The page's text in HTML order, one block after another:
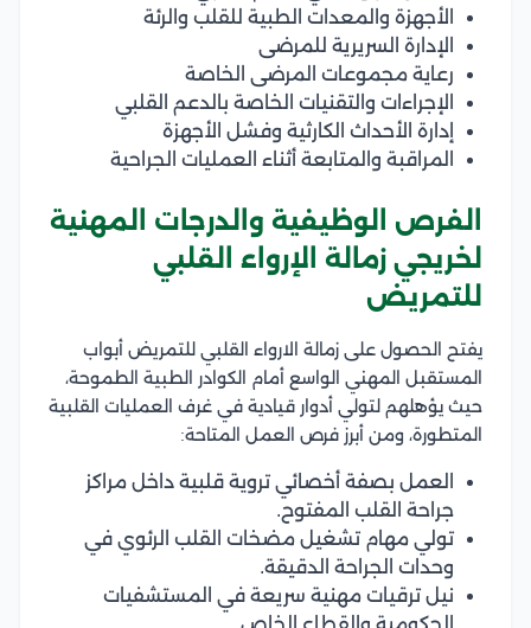
الأجهزة والمعدات الطبية للقلب والرئة
الإدارة السريرية للمرضى
رعاية مجموعات المرضى الخاصة
الإجراءات والتقنيات الخاصة بالدعم القلبي
إدارة الأحداث الكارثية وفشل الأجهزة
المراقبة والمتابعة أثناء العمليات الجراحية
الفرص الوظيفية والدرجات المهنية
لخريجي زمالة الإرواء القلبي
للتمريض
يفتح الحصول على زمالة الارواء القلبي للتمريض أبواب
المستقبل المهني الواسع أمام الكوادر الطبية الطموحة،
حيث يؤهلهم لتولي أدوار قيادية في غرف العمليات القلبية
المتطورة، ومن أبرز فرص العمل المتاحة:
العمل بصفة أخصائي تروية قلبية داخل مراكز
جراحة القلب المفتوح.
تولي مهام تشغيل مضخات القلب الرئوي في
وحدات الجراحة الدقيقة.
نيل ترقيات مهنية سريعة في المستشفيات
الحكومية والقطاع الخاص.